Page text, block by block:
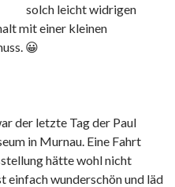
solch leicht widrigen
mit einer kleinen
😀
der letzte Tag der Paul
in Murnau. Eine Fahrt
hätte wohl nicht
einfach wunderschön und läd